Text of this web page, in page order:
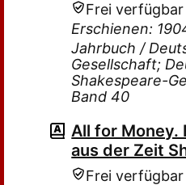
Frei verfügbar
Erschienen:
Jahrbuch /
Gesellschaft;
Shakespeare-
Band 40
All for Money.
aus der Zeit
Frei verfügbar